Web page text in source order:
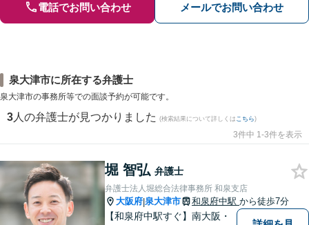
電話でお問い合わせ メールでお問い合わせ
泉大津市に所在する弁護士
泉大津市の事務所等での面談予約が可能です。
3 人の弁護士が見つかりました (検索結果について詳しくは こちら)
3件中 1-3件を表示
堀 智弘 弁護士
弁護士法人堀総合法律事務所 和泉支店
大阪府|泉大津市 和泉府中駅 から徒歩7分
【和泉府中駅すぐ】南大阪・